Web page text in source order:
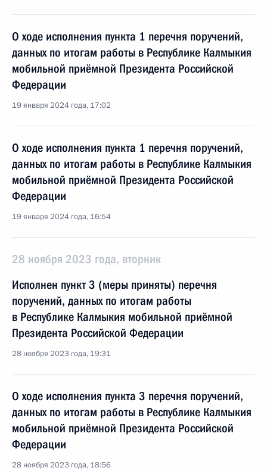
О ходе исполнения пункта 1 перечня поручений,
данных по итогам работы в Республике Калмыкия
мобильной приёмной Президента Российской
Федерации
19 января 2024 года, 17:02
О ходе исполнения пункта 1 перечня поручений,
данных по итогам работы в Республике Калмыкия
мобильной приёмной Президента Российской
Федерации
19 января 2024 года, 16:54
28 ноября 2023 года, вторник
Исполнен пункт 3 (меры приняты) перечня
поручений, данных по итогам работы
в Республике Калмыкия мобильной приёмной
Президента Российской Федерации
28 ноября 2023 года, 19:31
О ходе исполнения пункта 3 перечня поручений,
данных по итогам работы в Республике Калмыкия
мобильной приёмной Президента Российской
Федерации
28 ноября 2023 года, 18:56